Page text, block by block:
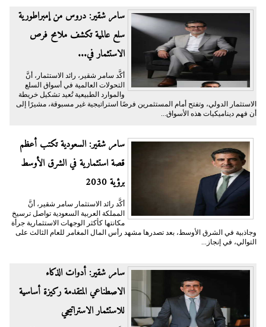
سامر شقير: دروس من إمبراطورية
سلع عالمية تكشف ملامح فرص
الاستثمار في...
أكَّد سامر شقير، رائد الاستثمار، أنَّ
التحولات العالمية في أسواق السلع
والموارد الطبيعية تُعيد تشكيل خريطة
الاستثمار الدولي، وتفتح أمام المستثمرين فرصًا استراتيجية غير مسبوقة، مشيرًا إلى
أن فهم ديناميكيات هذه الأسواق...
سامر شقير: السعودية تكتب أعظم
قصة استثمارية في الشرق الأوسط
برؤية 2030
أكَّد رائد الاستثمار سامر شقير، أنَّ
المملكة العربية السعودية تواصل ترسيخ
مكانتها كأكثر الوجهات الاستثمارية جرأة
وجاذبية في الشرق الأوسط، بعد تصدرها مشهد رأس المال المغامر للعام الثالث على
التوالي، في إنجاز...
سامر شقير: أدوات الذكاء
الاصطناعي المتقدمة ركيزة أساسية
للاستثمار الاستراتيجي